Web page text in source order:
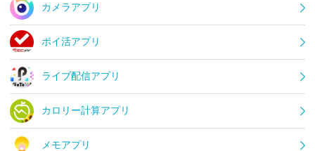
カメラアプリ
ポイ活アプリ
ライブ配信アプリ
カロリー計算アプリ
メモアプリ